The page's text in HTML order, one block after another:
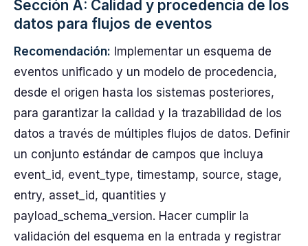
Sección A: Calidad y procedencia de los
datos para flujos de eventos
Recomendación: Implementar un esquema de
eventos unificado y un modelo de procedencia,
desde el origen hasta los sistemas posteriores,
para garantizar la calidad y la trazabilidad de los
datos a través de múltiples flujos de datos. Definir
un conjunto estándar de campos que incluya
event_id, event_type, timestamp, source, stage,
entry, asset_id, quantities y
payload_schema_version. Hacer cumplir la
validación del esquema en la entrada y registrar